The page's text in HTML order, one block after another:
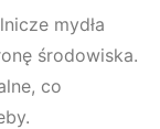
mydła
środowiska.
co